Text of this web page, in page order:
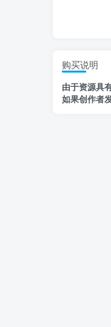
购买说明
由于资源具
如果创作者